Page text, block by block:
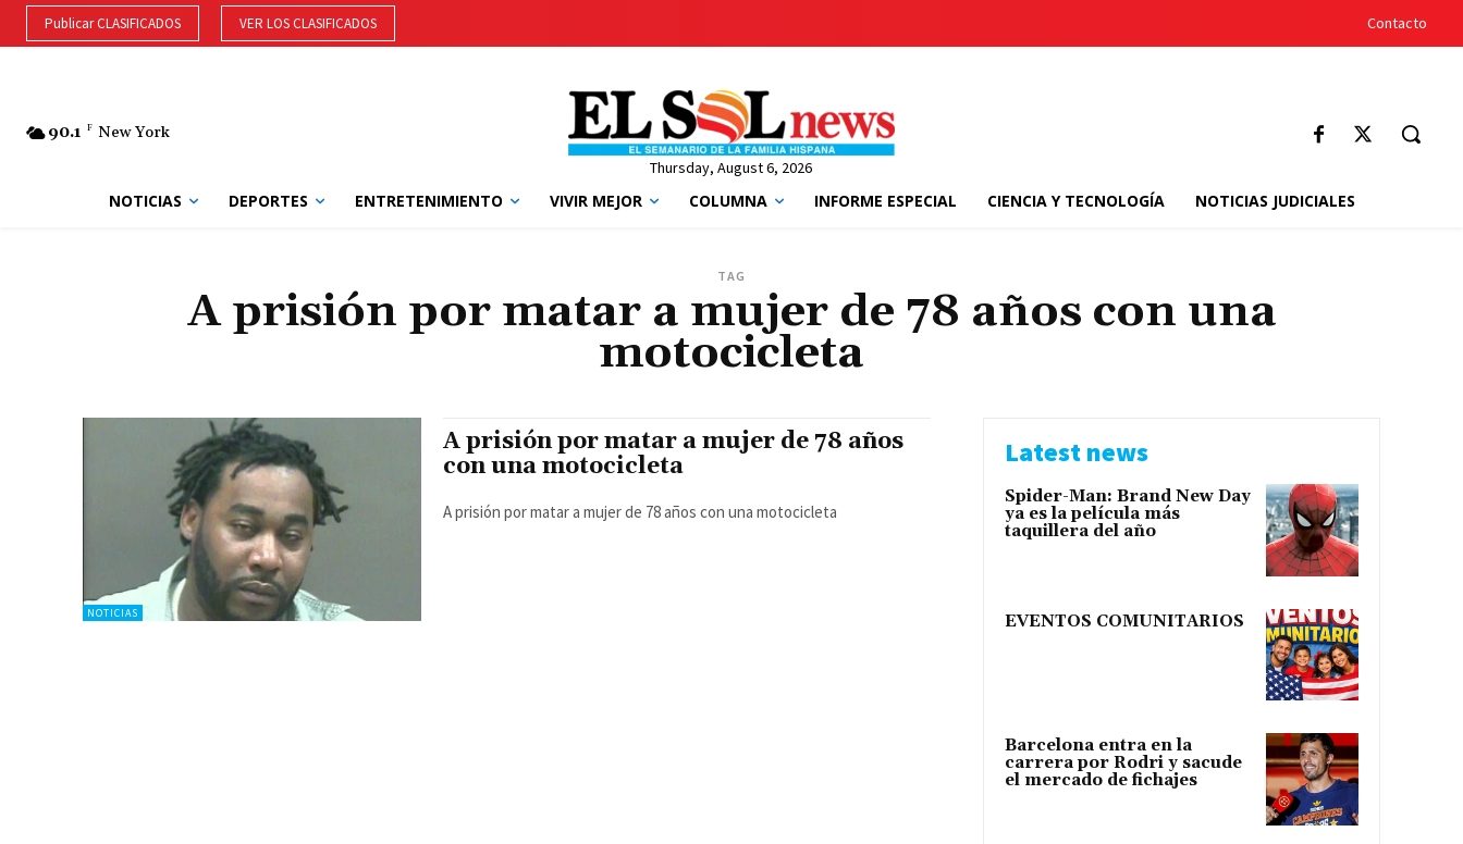
Publicar CLASIFICADOS VER LOS CLASIFICADOS Contacto
90.1 F New York
Thursday, August 6, 2026
NOTICIAS DEPORTES ENTRETENIMIENTO VIVIR MEJOR COLUMNA INFORME ESPECIAL CIENCIA Y TECNOLOGÍA NOTICIAS JUDICIALES
TAG
A prisión por matar a mujer de 78 años con una
motocicleta
NOTICIAS
A prisión por matar a mujer de 78 años
con una motocicleta
A prisión por matar a mujer de 78 años con una motocicleta
Latest news
Spider-Man: Brand New Day
ya es la película más
taquillera del año
EVENTOS COMUNITARIOS
Barcelona entra en la
carrera por Rodri y sacude
el mercado de fichajes